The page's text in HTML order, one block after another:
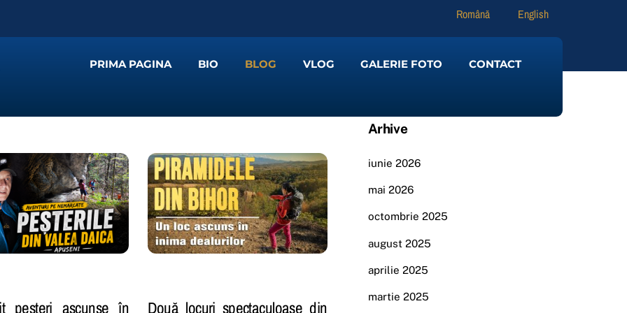
Română English
PRIMA PAGINA BIO BLOG VLOG GALERIE FOTO CONTACT
peșteri ascunse în
Două locuri spectaculoase din
Arhive
iunie 2026
mai 2026
octombrie 2025
august 2025
aprilie 2025
martie 2025